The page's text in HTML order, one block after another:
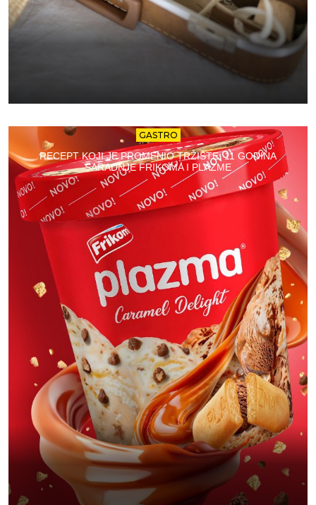
GASTRO
RECEPT KOJI JE PROMENIO TRŽIŠTE: 11 GODINA
SARADNJE FRIKOMA I PLAZME